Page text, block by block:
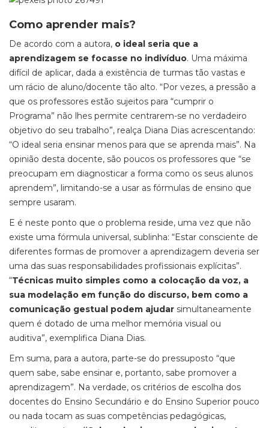
Como aprender mais?
De acordo com a autora, o ideal seria que a
aprendizagem se focasse no indivíduo. Uma máxima
difícil de aplicar, dada a existência de turmas tão vastas e
um rácio de aluno/docente tão alto. “Por vezes, a pressão a
que os professores estão sujeitos para “cumprir o
Programa” não lhes permite centrarem-se no verdadeiro
objetivo do seu trabalho”, realça Diana Dias acrescentando:
“O ideal seria ensinar menos para que se aprenda mais”. Na
opinião desta docente, são poucos os professores que “se
preocupam em diagnosticar a forma como os seus alunos
aprendem”, limitando-se a usar as fórmulas de ensino que
sempre usaram.
E é neste ponto que o problema reside, uma vez que não
existe uma fórmula universal, sublinha: “Estar consciente de
diferentes formas de promover a aprendizagem deveria ser
uma das suas responsabilidades profissionais explícitas”.
“Técnicas muito simples como a colocação da voz, a
sua modelação em função do discurso, bem como a
comunicação gestual podem ajudar simultaneamente
quem é dotado de uma melhor memória visual ou
auditiva”, exemplifica Diana Dias.
Em suma, para a autora, parte-se do pressuposto “que
quem sabe, sabe ensinar e, portanto, sabe promover a
aprendizagem”. Na verdade, os critérios de escolha dos
docentes do Ensino Secundário e do Ensino Superior pouco
ou nada tocam as suas competências pedagógicas,